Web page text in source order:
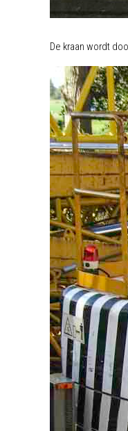
De kraan wordt